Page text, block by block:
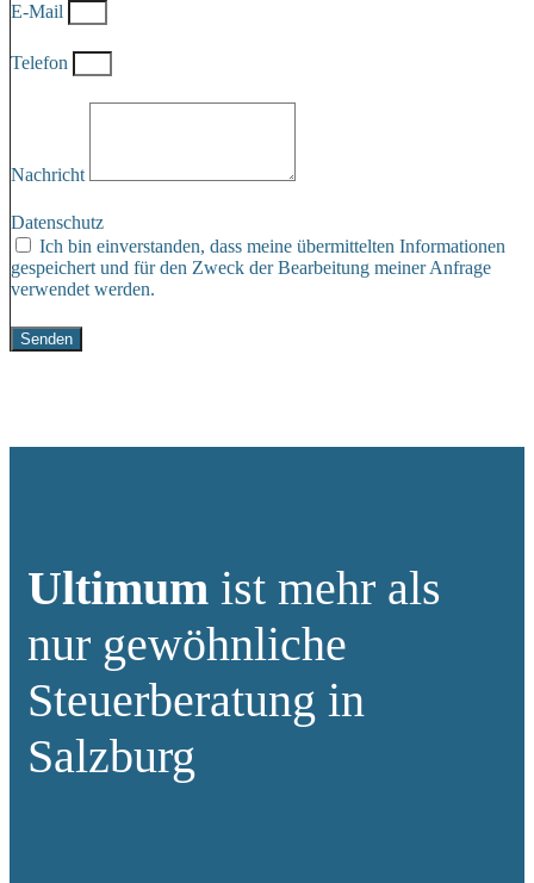
E-Mail
Telefon
Nachricht
Datenschutz
Ich bin einverstanden, dass meine übermittelten Informationen
gespeichert und für den Zweck der Bearbeitung meiner Anfrage
verwendet werden.
Senden
Ultimum ist mehr als
nur gewöhnliche
Steuerberatung in
Salzburg